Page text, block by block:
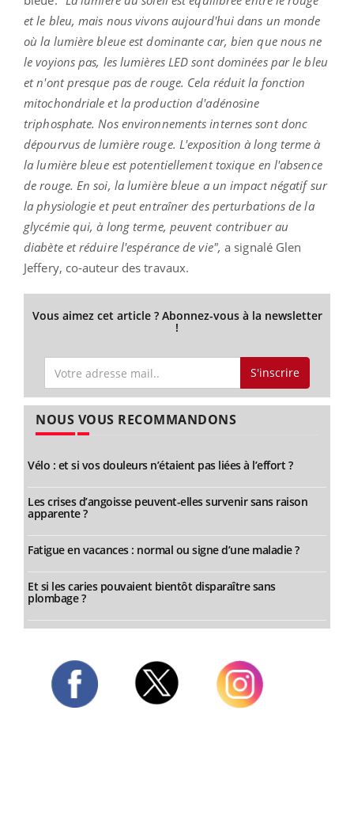
et le bleu, mais nous vivons aujourd'hui dans un monde
où la lumière bleue est dominante car, bien que nous ne
le voyions pas, les lumières LED sont dominées par le bleu
et n'ont presque pas de rouge. Cela réduit la fonction
mitochondriale et la production d'adénosine
triphosphate. Nos environnements internes sont donc
dépourvus de lumière rouge. L'exposition à long terme à
la lumière bleue est potentiellement toxique en l'absence
de rouge. En soi, la lumière bleue a un impact négatif sur
la physiologie et peut entraîner des perturbations de la
glycémie qui, à long terme, peuvent contribuer au
diabète et réduire l'espérance de vie", a signalé Glen
Jeffery, co-auteur des travaux.
Vous aimez cet article ? Abonnez-vous à la newsletter
!
S'inscrire
NOUS VOUS RECOMMANDONS
Vélo : et si vos douleurs n’étaient pas liées à l’effort ?
Les crises d’angoisse peuvent-elles survenir sans raison
apparente ?
Fatigue en vacances : normal ou signe d’une maladie ?
Et si les caries pouvaient bientôt disparaître sans
plombage ?